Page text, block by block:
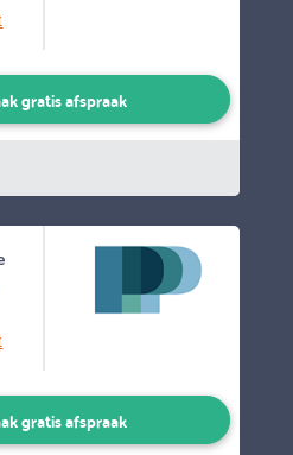
gratis afspraak
gratis afspraak